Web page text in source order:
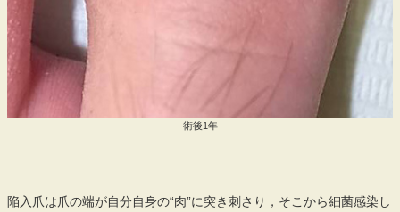
術後1年
陥入爪は爪の端が自分自身の“肉”に突き刺さり，そこから細菌感染し